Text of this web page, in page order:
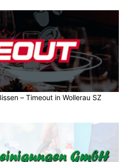
– Timeout in Wollerau SZ